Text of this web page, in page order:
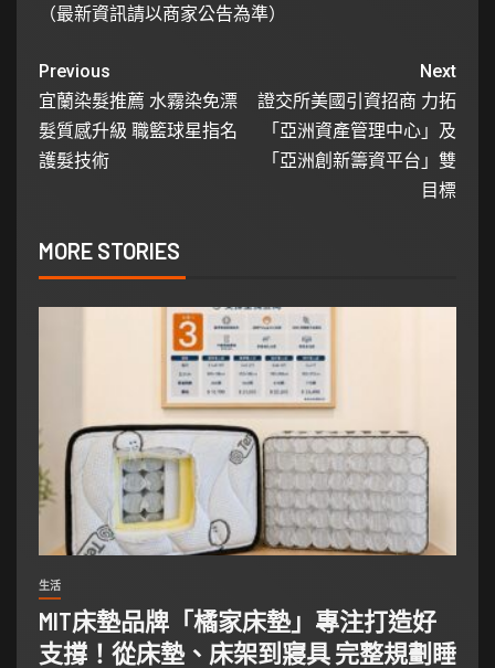
（最新資訊請以商家公告為準）
Previous
宜蘭染髮推薦 水霧染免漂
髮質感升級 職籃球星指名
護髮技術
Next
證交所美國引資招商 力拓
「亞洲資產管理中心」及
「亞洲創新籌資平台」雙
目標
MORE STORIES
生活
MIT床墊品牌「橘家床墊」專注打造好
支撐！從床墊、床架到寢具 完整規劃睡